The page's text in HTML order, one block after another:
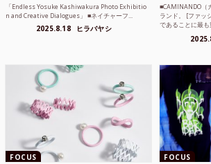
「Endless Yosuke Kashiwakura Photo Exhibitio
n and Creative Dialogues」 ■ネイチャーフ...
2025.8.18 ヒラバヤシ
■CAMINANDO（
ランド。 [ファッ
であることに最
FOCUS FOCUS